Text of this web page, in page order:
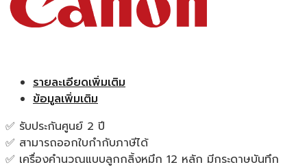
รายละเอียดเพิ่มเติม
ข้อมูลเพิ่มเติม
✅ รับประกันศูนย์ 2 ปี
✅ สามารถออกใบกำกับภาษีได้
✅ เครื่องคำนวณแบบลูกกลิ้งหมึก 12 หลัก มีกระดาษบันทึก